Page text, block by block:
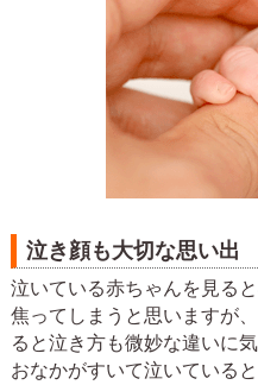
泣き顔も大切な思い出
泣いている赤ちゃんを見る
焦ってしまうと思いますが
ると泣き方も微妙な違いに気
おなかがすいて泣いている